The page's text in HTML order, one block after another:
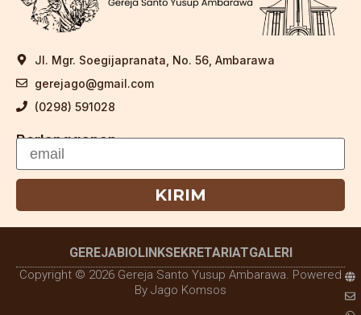
Jl. Mgr. Soegijapranata, No. 56, Ambarawa
gerejago@gmail.com
(0298) 591028
Berlangganan
KIRIM
GEREJABIOLINKSEKRETARIATGALERI
Copyright © 2026 Gereja Santo Yusup Ambarawa. Powered
By Jago Komsos